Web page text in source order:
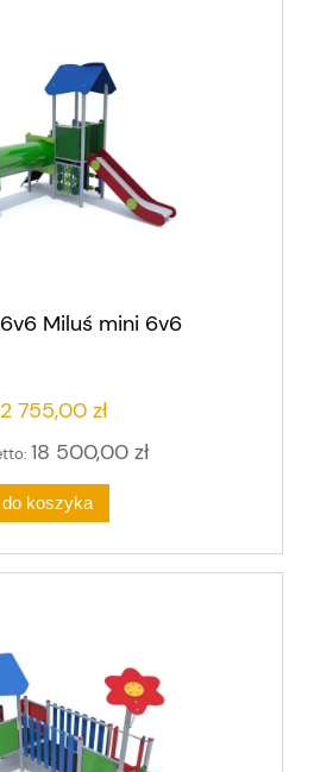
Miluś mini 6v6
755,00 zł
18 500,00 zł
do koszyka